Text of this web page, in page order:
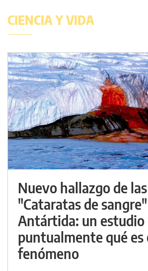
CIENCIA Y VIDA
Nuevo hallazgo de las
"Cataratas de
Antártida: un estudio
puntualmente qué es
fenómeno